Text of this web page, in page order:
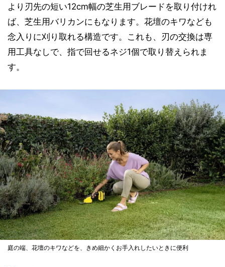
より刃先の短い12cm幅の芝生用ブレードを取り付けれ
ば、芝生用バリカンにもなります。花壇のキワなども
念入りに刈り取れる構造です。これも、刃の交換は専
用工具なしで、指で回せるネジ1個で取り替えられま
す。
庭の端、花壇のキワなどを、きめ細かくお手入れしたいときに便利